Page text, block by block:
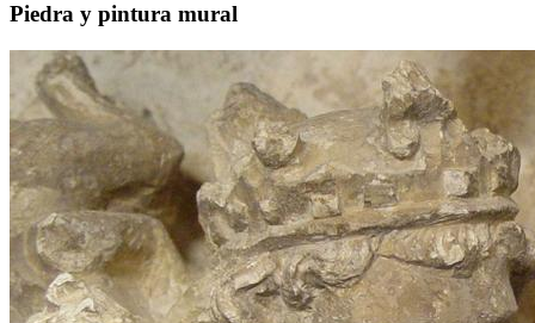
Piedra y pintura mural